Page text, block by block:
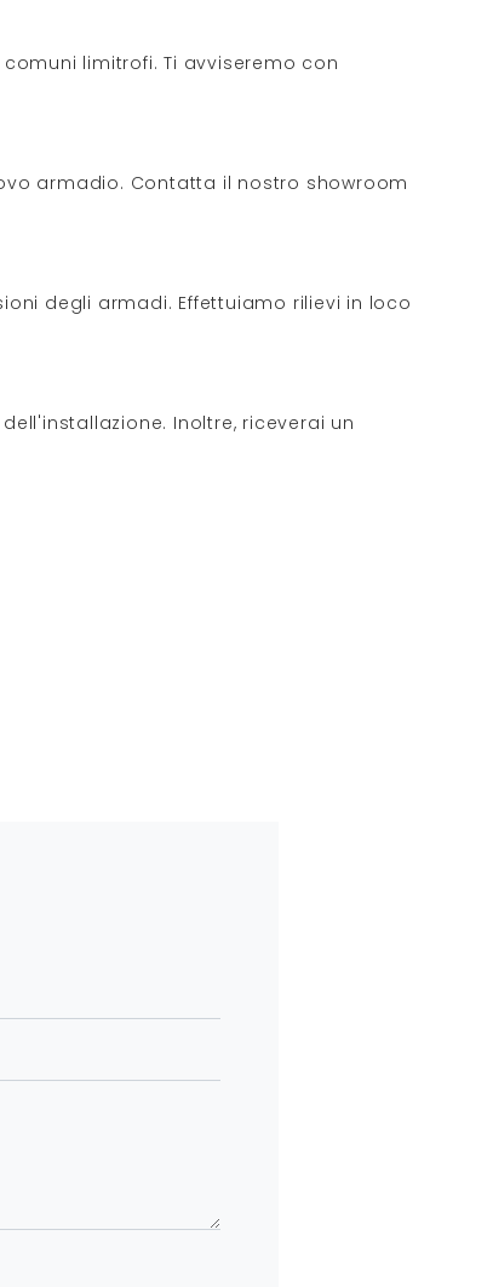
limitrofi. Ti avviseremo con
armadio. Contatta il nostro showroom
degli armadi. Effettuiamo rilievi in loco
Inoltre, riceverai un